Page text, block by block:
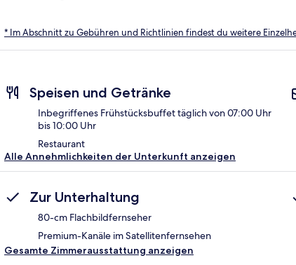
* Im Abschnitt zu Gebühren und Richtlinien findest du weitere
Speisen und Getränke
Inbegriffenes Frühstücksbuffet täglich von 07:00 Uhr
bis 10:00 Uhr
Restaurant
Alle Annehmlichkeiten der Unterkunft anzeigen
Zur Unterhaltung
80-cm Flachbildfernseher
Premium-Kanäle im Satellitenfernsehen
Gesamte Zimmerausstattung anzeigen